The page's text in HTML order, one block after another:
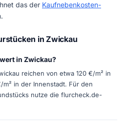
das der Kaufnebenkosten-
in Zwickau
in Zwickau?
reichen von etwa 120 €/m² in
m² in der Innenstadt. Für den
nutze die flurcheck.de-